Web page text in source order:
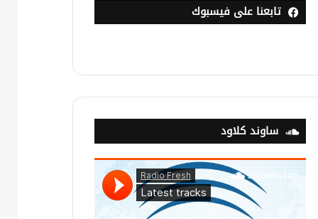
تابعنا على فيسبوك
ساوند كلاود